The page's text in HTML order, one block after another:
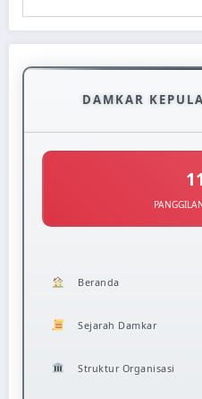
DAMKAR
Beranda
Sejarah Damkar
Struktur Organisasi